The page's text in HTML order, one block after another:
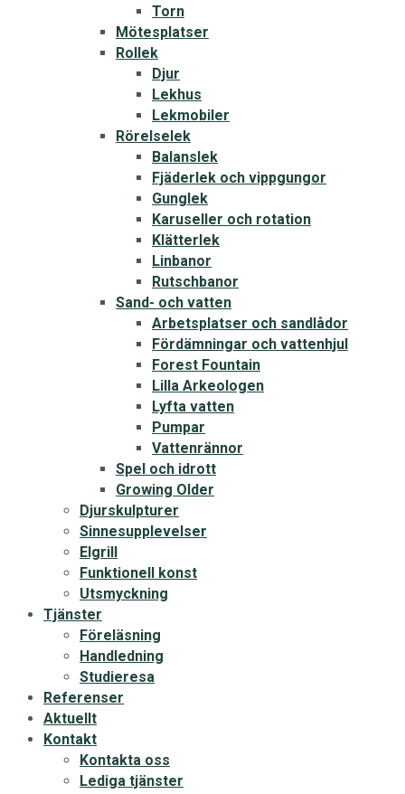
Torn
Mötesplatser
Rollek
Djur
Lekhus
Lekmobiler
Rörelselek
Balanslek
Fjäderlek och vippgungor
Gunglek
Karuseller och rotation
Klätterlek
Linbanor
Rutschbanor
Sand- och vatten
Arbetsplatser och sandlådor
Fördämningar och vattenhjul
Forest Fountain
Lilla Arkeologen
Lyfta vatten
Pumpar
Vattenrännor
Spel och idrott
Growing Older
Djurskulpturer
Sinnesupplevelser
Elgrill
Funktionell konst
Utsmyckning
Tjänster
Föreläsning
Handledning
Studieresa
Referenser
Aktuellt
Kontakt
Kontakta oss
Lediga tjänster